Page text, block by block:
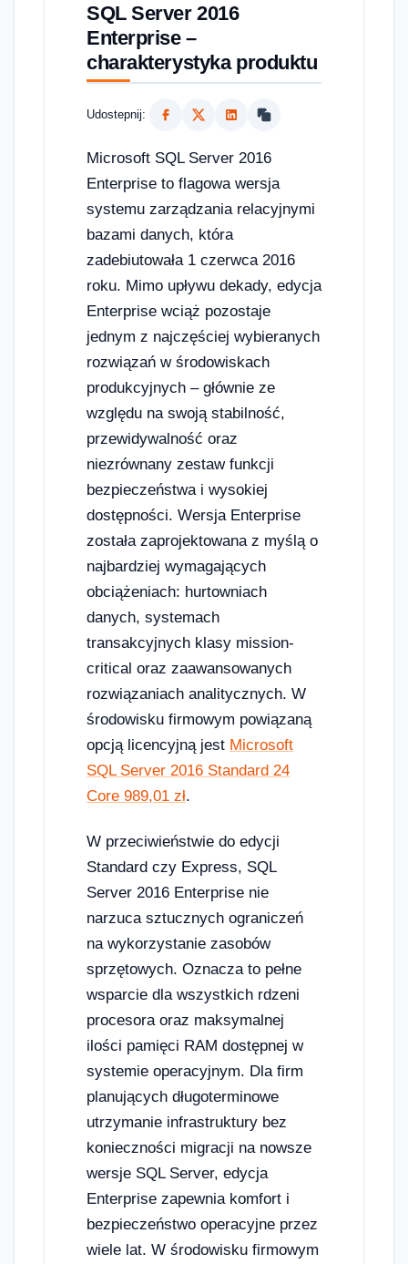
SQL Server 2016
Enterprise –
charakterystyka produktu
Udostepnij:
Microsoft SQL Server 2016
Enterprise to flagowa wersja
systemu zarządzania relacyjnymi
bazami danych, która
zadebiutowała 1 czerwca 2016
roku. Mimo upływu dekady, edycja
Enterprise wciąż pozostaje
jednym z najczęściej wybieranych
rozwiązań w środowiskach
produkcyjnych – głównie ze
względu na swoją stabilność,
przewidywalność oraz
niezrównany zestaw funkcji
bezpieczeństwa i wysokiej
dostępności. Wersja Enterprise
została zaprojektowana z myślą o
najbardziej wymagających
obciążeniach: hurtowniach
danych, systemach
transakcyjnych klasy mission-
critical oraz zaawansowanych
rozwiązaniach analitycznych. W
środowisku firmowym powiązaną
opcją licencyjną jest Microsoft
SQL Server 2016 Standard 24
Core 989,01 zł.
W przeciwieństwie do edycji
Standard czy Express, SQL
Server 2016 Enterprise nie
narzuca sztucznych ograniczeń
na wykorzystanie zasobów
sprzętowych. Oznacza to pełne
wsparcie dla wszystkich rdzeni
procesora oraz maksymalnej
ilości pamięci RAM dostępnej w
systemie operacyjnym. Dla firm
planujących długoterminowe
utrzymanie infrastruktury bez
konieczności migracji na nowsze
wersje SQL Server, edycja
Enterprise zapewnia komfort i
bezpieczeństwo operacyjne przez
wiele lat. W środowisku firmowym